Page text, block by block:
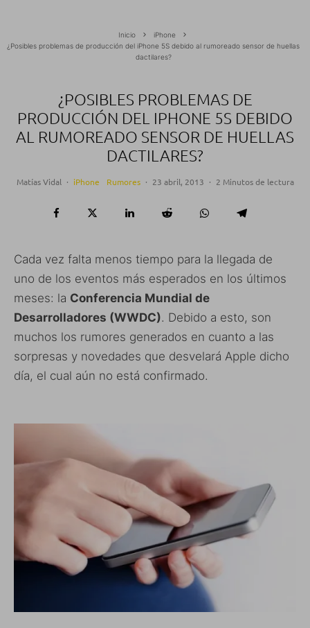
Inicio
iPhone
¿Posibles problemas de producción del iPhone 5S debido al rumoreado sensor de huellas
dactilares?
¿POSIBLES PROBLEMAS DE
PRODUCCIÓN DEL IPHONE 5S DEBIDO
AL RUMOREADO SENSOR DE HUELLAS
DACTILARES?
Matías Vidal · iPhone Rumores · 23 abril, 2013 · 2 Minutos de lectura
Cada vez falta menos tiempo para la llegada de
uno de los eventos más esperados en los últimos
meses: la Conferencia Mundial de
Desarrolladores (WWDC). Debido a esto, son
muchos los rumores generados en cuanto a las
sorpresas y novedades que desvelará Apple dicho
día, el cual aún no está confirmado.